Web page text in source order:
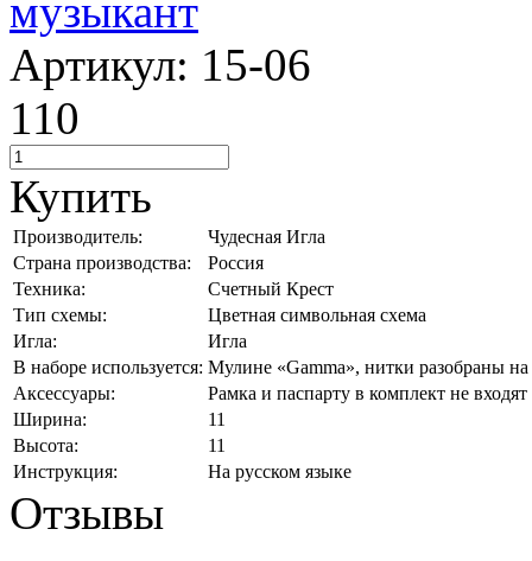
Артикул: 15-06
110
Купить
Производитель:
Чудесная Игла
Страна производства:
Россия
Техника:
Счетный Крест
Тип схемы:
Цветная символьная схема
Игла:
Игла
В наборе используется: Мулине «Gamma», нитки разобраны на
Аксессуары:
Рамка и паспарту в комплект не входят
Ширина:
11
Высота:
11
Инструкция:
На русском языке
Отзывы